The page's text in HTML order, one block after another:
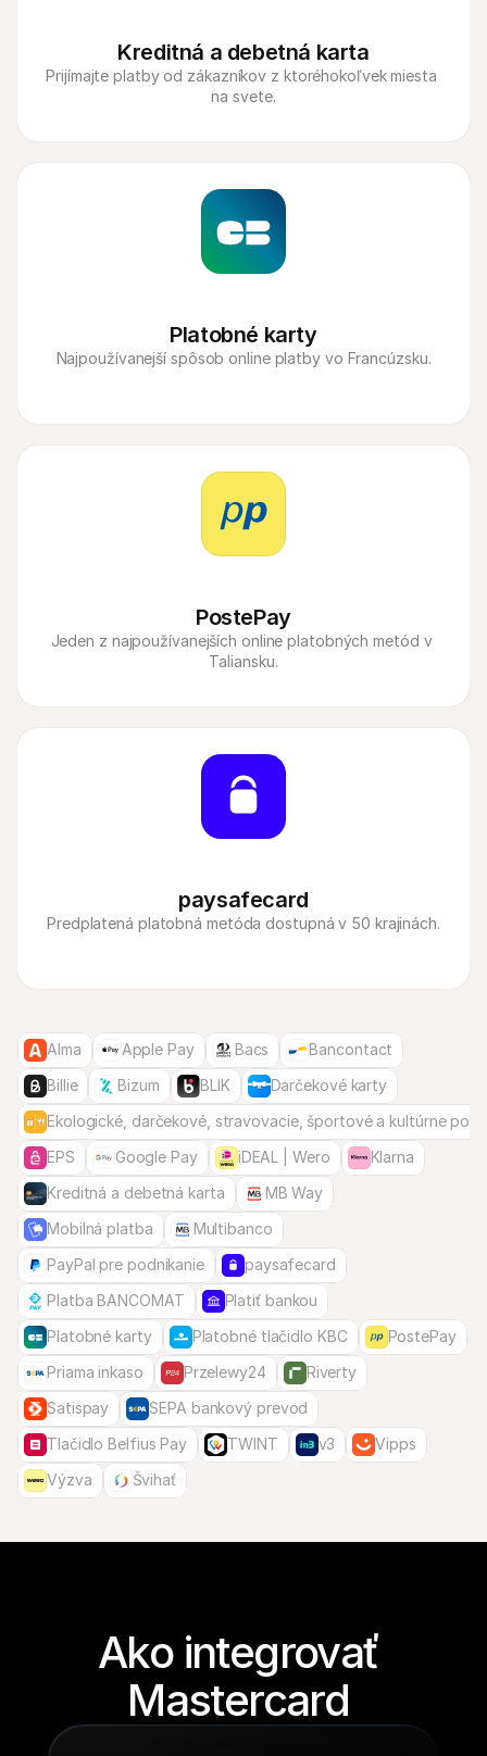
Kreditná a debetná karta
Prijímajte platby od zákazníkov z ktoréhokoľvek miesta
na svete.
Platobné karty
Najpoužívanejší spôsob online platby vo Francúzsku.
PostePay
Jeden z najpoužívanejších online platobných metód v
Taliansku.
paysafecard
Predplatená platobná metóda dostupná v 50 krajinách.
Alma Apple Pay Bacs
Bancontact
Billie
Bizum BLIK
Darčekové karty
Ekologické, darčekové, stravovacie, športové a kultúrne
EPS
Google Pay iDEAL | Wero
Klarna
Kreditná a debetná karta
MB Way
Mobilná platba
Multibanco
PayPal pre podnikanie
paysafecard
Platba BANCOMAT
Platiť bankou
Platobné karty
Platobné tlačidlo KBC
PostePay
Priama inkaso
Przelewy24
Riverty
Satispay
SEPA bankový prevod
Tlačidlo Belfius Pay
TWINT v3
Vipps
Výzva
Švihať
Ako integrovať
Mastercard